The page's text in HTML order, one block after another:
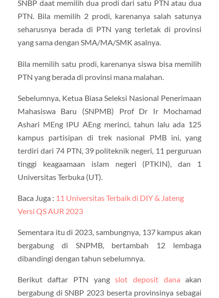
SNBP daat memilih dua prodi dari satu PTN atau dua
PTN. Bila memilih 2 prodi, karenanya salah satunya
seharusnya berada di PTN yang terletak di provinsi
yang sama dengan SMA/MA/SMK asalnya.
Bila memilih satu prodi, karenanya siswa bisa memilih
PTN yang berada di provinsi mana malahan.
Sebelumnya, Ketua Biasa Seleksi Nasional Penerimaan
Mahasiswa Baru (SNPMB) Prof Dr Ir Mochamad
Ashari MEng IPU AEng merinci, tahun lalu ada 125
kampus partisipan di trek nasional PMB ini, yang
terdiri dari 74 PTN, 39 politeknik negeri, 11 perguruan
tinggi keagaamaan islam negeri (PTKIN), dan 1
Universitas Terbuka (UT).
Baca Juga : 11 Universitas Terbaik di DIY & Jateng
Versi QS AUR 2023
Sementara itu di 2023, sambungnya, 137 kampus akan
bergabung di SNPMB, bertambah 12 lembaga
dibandingi dengan tahun sebelumnya.
Berikut daftar PTN yangslot deposit dana akan
bergabung di SNBP 2023 beserta provinsinya sebagai